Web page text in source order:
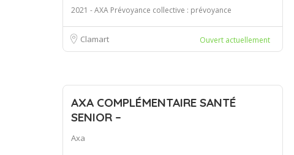
2021 - AXA Prévoyance collective : prévoyance
Clamart Ouvert actuellement
AXA COMPLÉMENTAIRE SANTÉ
SENIOR –
Axa